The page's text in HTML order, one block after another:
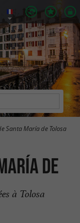
Santa María de Tolosa
de
à Tolosa